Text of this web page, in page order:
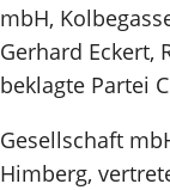
mbH,
Gerhard Eckert,
beklagte Partei C
Gesellschaft
Himberg,